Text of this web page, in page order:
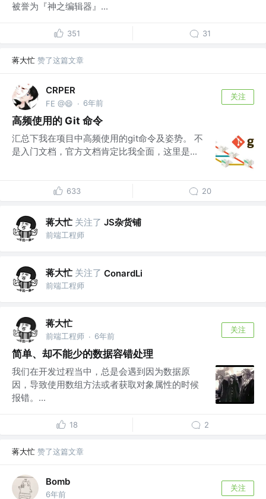
被誉为『神之编辑器』...
351 31
蒋大忙 赞了这篇文章
CRPER
FE @😄 · 6年前
关注
高频使用的 Git 命令
汇总下我在项目中高频使用的git命令及姿势。 不
是入门文档，官方文档肯定比我全面，这里是...
633 20
蒋大忙 关注了 JS杂货铺
前端工程师
蒋大忙 关注了 ConardLi
前端工程师
蒋大忙
前端工程师 · 6年前
关注
简单、却不能少的数据容错处理
我们在开发过程当中，总是会遇到因为数据原
因，导致使用数组方法或者获取对象属性的时候
报错。...
18 2
蒋大忙 赞了这篇文章
Bomb
6年前
关注